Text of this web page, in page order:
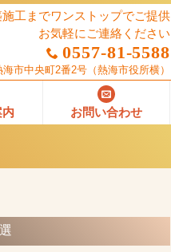
工までワンストップでご提供
お気軽にご連絡ください
0557-81-5588
海市中央町2番2号 （熱海市役所横）
お問い合わせ